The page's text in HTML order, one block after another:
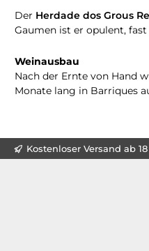
Der Herdade dos Grous
Gaumen ist er opulent,
Weinausbau
Nach der Ernte von Hand
Monate lang in Barriques
Kostenloser Versand ab